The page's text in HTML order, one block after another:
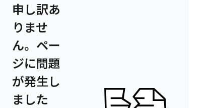
申し訳あ
りませ
ん。ペー
ジに問題
が発生し
ました